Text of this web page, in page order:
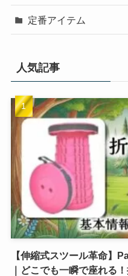
定番アイテム
人気記事
【伸縮式スツール革命】
｜どこでも一瞬で座れる